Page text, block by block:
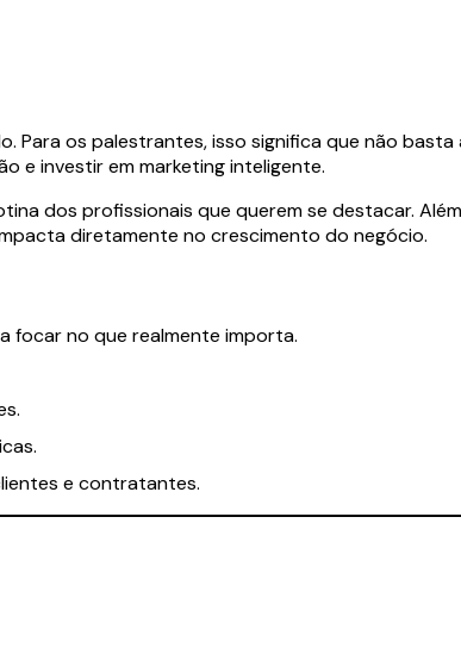
os palestrantes, isso significa que não basta
e investir em marketing inteligente.
dos profissionais que querem se destacar.
diretamente no crescimento do negócio.
focar no que realmente importa.
e contratantes.